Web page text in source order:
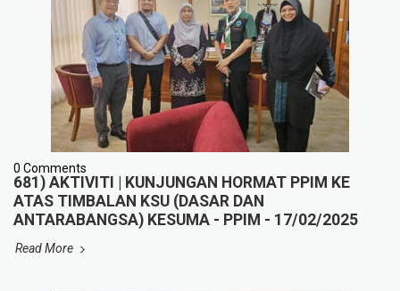
0 Comments
681) AKTIVITI | KUNJUNGAN HORMAT PPIM KE
ATAS TIMBALAN KSU (DASAR DAN
ANTARABANGSA) KESUMA - PPIM - 17/02/2025
Read More